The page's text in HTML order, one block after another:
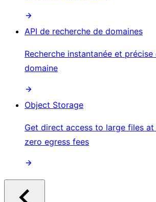
API de recherche de domaines
Recherche instantanée et
domaine
Object Storage
Get direct access to large files
zero egress fees